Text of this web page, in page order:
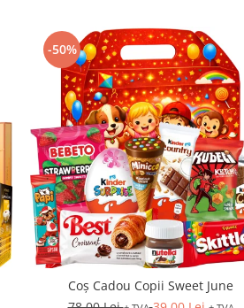
-50%
Coș Cadou Copii Sweet June